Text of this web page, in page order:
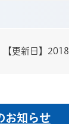
【更新日】
お知らせ